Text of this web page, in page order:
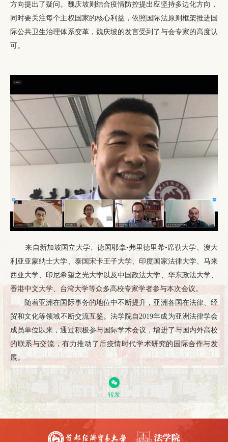
方向提出了疑问。魏庆坡则结合疫情防控提出应坚持多边化方向，
同时要关注每个主权国家的核心利益，依照国际法原则框架推进国
际公共卫生治理体系变革，魏庆坡的发言受到了与会专家的高度认
可。
来自新加坡国立大学、德国耶拿•弗里德里希•席勒大学、澳大
利亚亚蒙纳士大学、泰国宋卡王子大学、印度国家法律大学、马来
西亚大学、印尼希望之光大学以及中国政法大学、华东政法大学、
香港中文大学、台湾大学等众多高校专家学者参与本次会议。
随着亚洲在国际事务的地位中不断提升，亚洲各国在法律、经
贸和文化等领域不断交流互鉴。法学院自2019年成为亚洲法律学会
成员单位以来，通过积极参与国际学术会议，增进了与国内外高校
的联系与交流，有力推动了后疫情时代学术研究的国际合作与发
展。
转发